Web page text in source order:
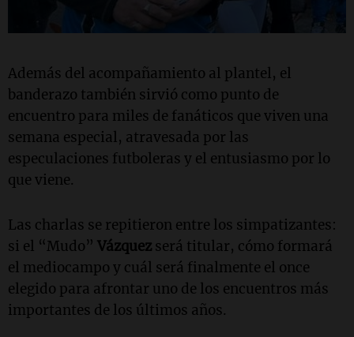
Además del acompañamiento al plantel, el
banderazo también sirvió como punto de
encuentro para miles de fanáticos que viven una
semana especial, atravesada por las
especulaciones futboleras y el entusiasmo por lo
que viene.
Las charlas se repitieron entre los simpatizantes:
si el “Mudo” Vázquez será titular, cómo formará
el mediocampo y cuál será finalmente el once
elegido para afrontar uno de los encuentros más
importantes de los últimos años.